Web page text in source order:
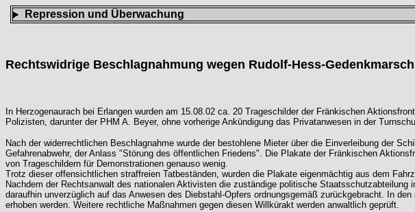
Repression und Überwachung
Rechtswidrige Beschlagnahmung wegen Rudolf-Hess-
In Herzogenaurach bei Erlangen wurden am 15.08.02 ca. 20 Trageschilder der Fränkischen
Polizisten, darunter der PHM A. Beyer, ohne vorherige Ankündigung das Privatanwesen in der
Nach der widerrechtlichen Beschlagnahme wurde der bestohlene Mieter über die Einverleibung der
Gefahrenabwehr, der Anlass "Störung des öffentlichen Friedens". Die Plakate der Fränkischen
von Trageschildern für Demonstrationen genauso wenig.
Trotz dieser offensichtlichen straffreien Tatbeständen, wurden die Plakate eigenmächtig aus dem
Nachdem der Rechtsanwalt des nationalen Aktivisten die zuständige politische
daraufhin unverzüglich auf das Anwesen des Diebstahl-Opfers ordnungsgemäß zurückgebracht. In
erhoben werden. Weitere rechtliche Maßnahmen gegen diesen Willkürakt werden anwaltlich geprüft.